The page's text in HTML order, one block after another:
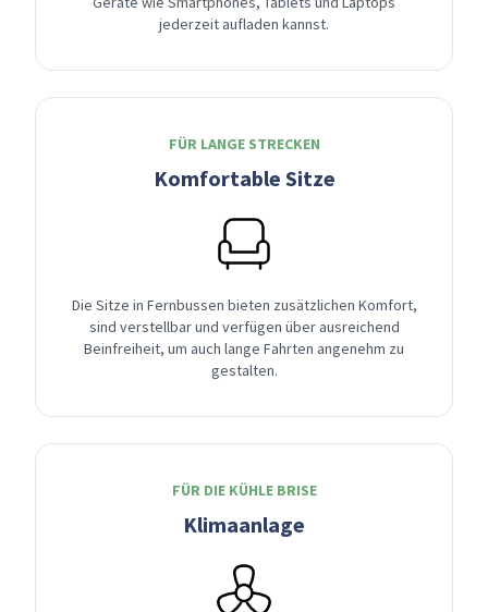
jederzeit aufladen kannst.
FÜR LANGE STRECKEN
Komfortable Sitze
Die Sitze in Fernbussen bieten zusätzlichen Komfort,
sind verstellbar und verfügen über ausreichend
Beinfreiheit, um auch lange Fahrten angenehm zu
gestalten.
FÜR DIE KÜHLE BRISE
Klimaanlage